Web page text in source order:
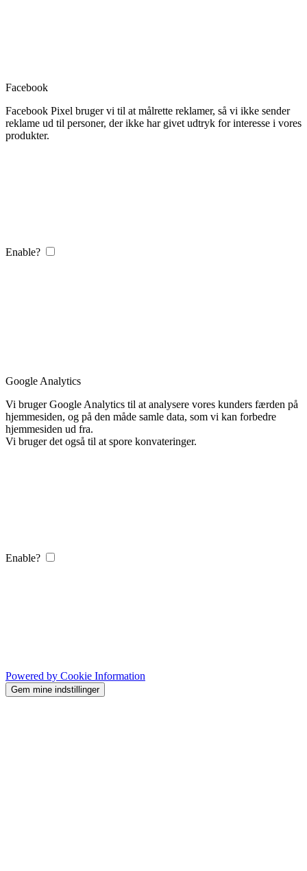
Facebook
Facebook Pixel bruger vi til at målrette reklamer, så vi ikke sender
reklame ud til personer, der ikke har givet udtryk for interesse i vores
produkter.
Enable?
Google Analytics
Vi bruger Google Analytics til at analysere vores kunders færden på
hjemmesiden, og på den måde samle data, som vi kan forbedre
hjemmesiden ud fra.
Vi bruger det også til at spore konvateringer.
Enable?
Powered by Cookie Information
Gem mine indstillinger